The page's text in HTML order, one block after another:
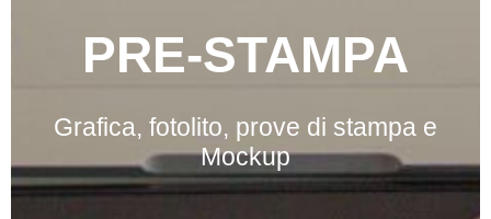
PRE-STAMPA
Grafica, fotolito, prove di stampa e
Mockup